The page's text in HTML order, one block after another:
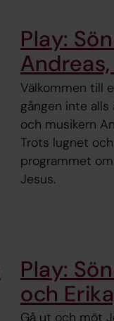
Play:
Välkommen till
gången inte
och musikern
Trots lugnet
programmet
Jesus.
Play:
och